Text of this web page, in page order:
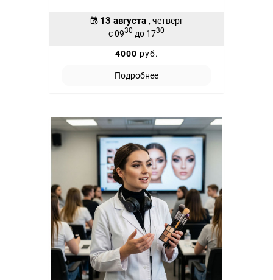
13 августа , четверг
с 0930 до 1730
4000 руб.
Подробнее